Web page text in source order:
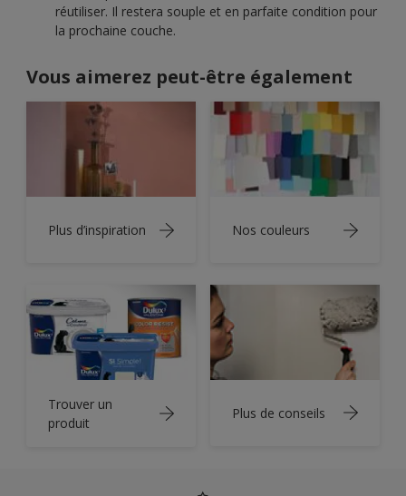
réutiliser. Il restera souple et en parfaite condition pour
la prochaine couche.
Vous aimerez peut-être également
Plus d’inspiration Nos couleurs
Trouver un
produit
Plus de conseils